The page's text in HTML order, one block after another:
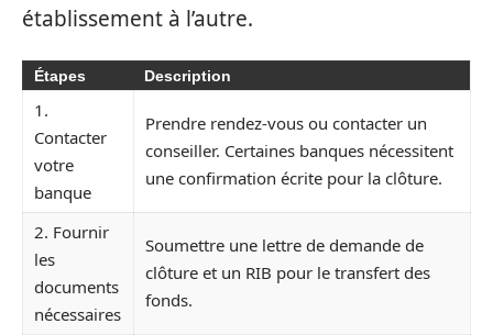
établissement à l’autre.
Étapes Description
1.
Contacter
votre
banque
Prendre rendez-vous ou contacter un
conseiller. Certaines banques nécessitent
une confirmation écrite pour la clôture.
2. Fournir
les
documents
nécessaires
Soumettre une lettre de demande de
clôture et un RIB pour le transfert des
fonds.